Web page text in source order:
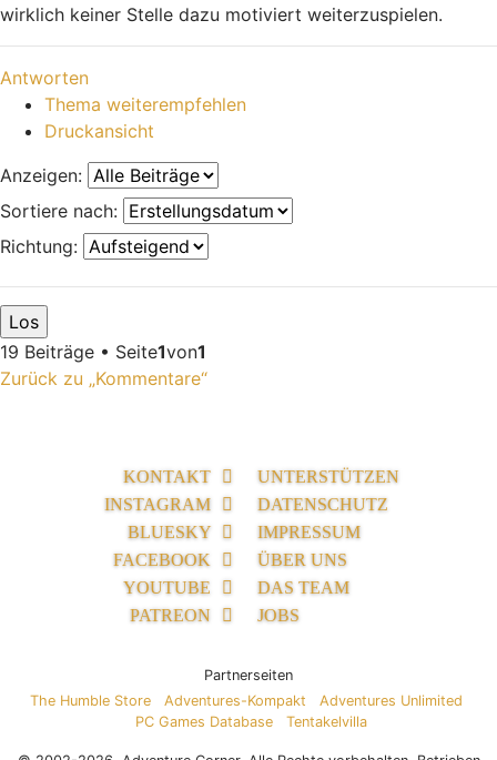
wirklich keiner Stelle dazu motiviert weiterzuspielen.
Antworten
Thema weiterempfehlen
Druckansicht
Anzeigen:
Sortiere nach:
Richtung:
19 Beiträge • Seite1von1
Zurück zu „Kommentare“
KONTAKT
INSTAGRAM
BLUESKY
FACEBOOK
YOUTUBE
PATREON
UNTERSTÜTZEN
DATENSCHUTZ
IMPRESSUM
ÜBER UNS
DAS TEAM
JOBS
Partnerseiten
The Humble Store
Adventures-Kompakt
Adventures Unlimited
PC Games Database
Tentakelvilla